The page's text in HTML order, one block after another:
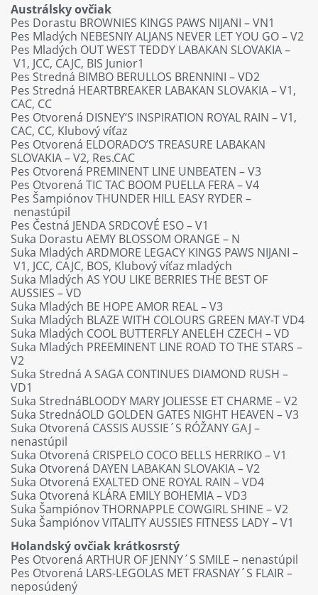
Austrálsky ovčiak
Pes Dorastu BROWNIES KINGS PAWS NIJANI – VN1
Pes Mladých NEBESNIY ALJANS NEVER LET YOU GO – V2
Pes Mladých OUT WEST TEDDY LABAKAN SLOVAKIA –
V1, JCC, CAJC, BIS Junior1
Pes Stredná BIMBO BERULLOS BRENNINI – VD2
Pes Stredná HEARTBREAKER LABAKAN SLOVAKIA – V1,
CAC, CC
Pes Otvorená DISNEY’S INSPIRATION ROYAL RAIN – V1,
CAC, CC, Klubový víťaz
Pes Otvorená ELDORADO’S TREASURE LABAKAN
SLOVAKIA – V2, Res.CAC
Pes Otvorená PREMINENT LINE UNBEATEN – V3
Pes Otvorená TIC TAC BOOM PUELLA FERA – V4
Pes Šampiónov THUNDER HILL EASY RYDER –
nenastúpil
Pes Čestná JENDA SRDCOVÉ ESO – V1
Suka Dorastu AEMY BLOSSOM ORANGE – N
Suka Mladých ARDMORE LEGACY KINGS PAWS NIJANI –
V1, JCC, CAJC, BOS, Klubový víťaz mladých
Suka Mladých AS YOU LIKE BERRIES THE BEST OF
AUSSIES – VD
Suka Mladých BE HOPE AMOR REAL – V3
Suka Mladých BLAZE WITH COLOURS GREEN MAY-T VD4
Suka Mladých COOL BUTTERFLY ANELEH CZECH – VD
Suka Mladých PREEMINENT LINE ROAD TO THE STARS –
V2
Suka Stredná A SAGA CONTINUES DIAMOND RUSH –
VD1
Suka StrednáBLOODY MARY JOLIESSE ET CHARME – V2
Suka StrednáOLD GOLDEN GATES NIGHT HEAVEN – V3
Suka Otvorená CASSIS AUSSIE´S RÓŽANY GAJ –
nenastúpil
Suka Otvorená CRISPELO COCO BELLS HERRIKO – V1
Suka Otvorená DAYEN LABAKAN SLOVAKIA – V2
Suka Otvorená EXALTED ONE ROYAL RAIN – VD4
Suka Otvorená KLÁRA EMILY BOHEMIA – VD3
Suka Šampiónov THORNAPPLE COWGIRL SHINE – V2
Suka Šampiónov VITALITY AUSSIES FITNESS LADY – V1
Holandský ovčiak krátkosrstý
Pes Otvorená ARTHUR OF JENNY´S SMILE – nenastúpil
Pes Otvorená LARS-LEGOLAS MET FRASNAY´S FLAIR –
neposúdený